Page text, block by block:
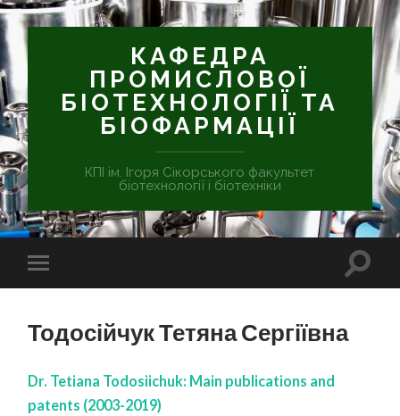
КАФЕДРА
ПРОМИСЛОВОЇ
БІОТЕХНОЛОГІЇ ТА
БІОФАРМАЦІЇ
КПІ ім. Ігоря Сікорського факультет
біотехнології і біотехніки
Тодосійчук Тетяна Сергіївна
Dr. Tetiana Todosiichuk: Main publications and
patents (2003-2019)